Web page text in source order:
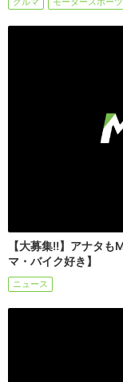
【大募集!!】アナタ
マ・バイク好き】
ニュース